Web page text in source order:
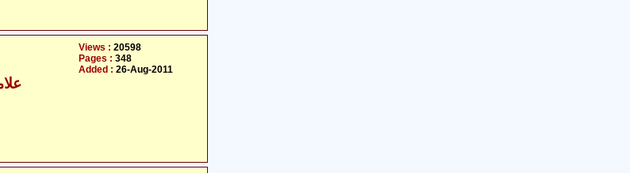
-
Views : 20598
Pages : 348
Added : 26-Aug-2011